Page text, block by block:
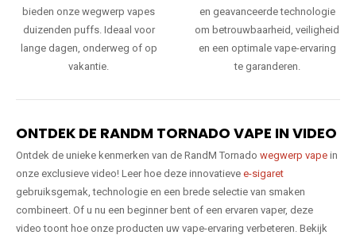
bieden onze wegwerp vapes
duizenden puffs. Ideaal voor
lange dagen, onderweg of op
vakantie.
en geavanceerde technologie
om betrouwbaarheid, veiligheid
en een optimale vape-ervaring
te garanderen.
ONTDEK DE RANDM TORNADO VAPE IN VIDEO
Ontdek de unieke kenmerken van de RandM Tornado wegwerp vape in
onze exclusieve video! Leer hoe deze innovatieve e-sigaret
gebruiksgemak, technologie en een brede selectie van smaken
combineert. Of u nu een beginner bent of een ervaren vaper, deze
video toont hoe onze producten uw vape-ervaring verbeteren. Bekijk